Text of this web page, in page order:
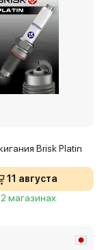
Brisk Platin
11 августа
магазинах